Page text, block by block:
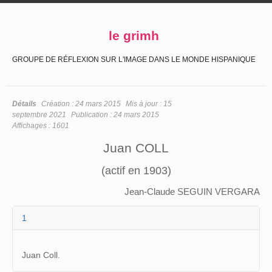
le grimh
GROUPE DE RÉFLEXION SUR L'IMAGE DANS LE MONDE HISPANIQUE
Détails Création : 24 mars 2015 Mis à jour : 15
septembre 2021
Publication : 24 mars 2015
Affichages : 1601
Juan COLL
(actif en 1903)
Jean-Claude SEGUIN VERGARA
1
Juan Coll.